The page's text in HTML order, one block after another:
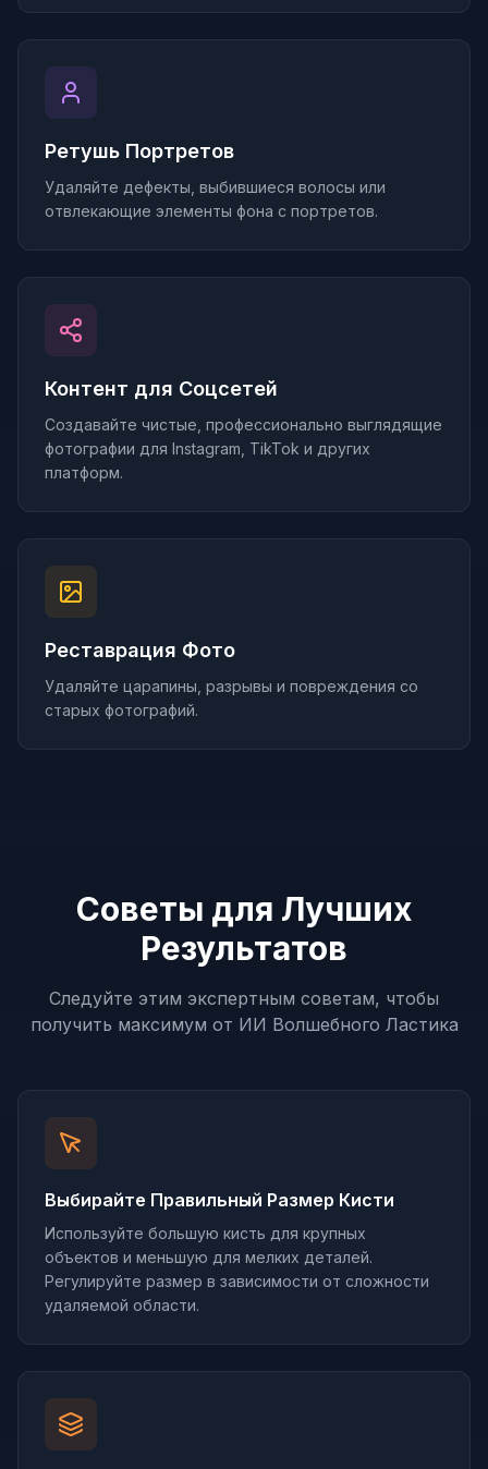
Ретушь Портретов
Удаляйте дефекты, выбившиеся волосы или
отвлекающие элементы фона с портретов.
Контент для Соцсетей
Создавайте чистые, профессионально выглядящие
фотографии для Instagram, TikTok и других
платформ.
Реставрация Фото
Удаляйте царапины, разрывы и повреждения со
старых фотографий.
Советы для Лучших
Результатов
Следуйте этим экспертным советам, чтобы
получить максимум от ИИ Волшебного Ластика
Выбирайте Правильный Размер Кисти
Используйте большую кисть для крупных
объектов и меньшую для мелких деталей.
Регулируйте размер в зависимости от сложности
удаляемой области.